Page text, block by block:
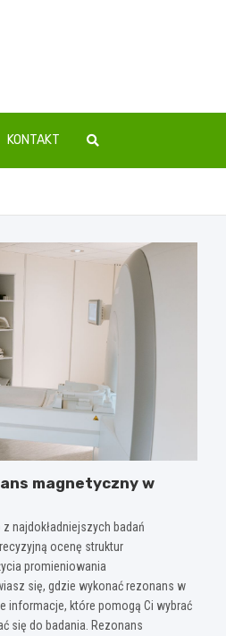
KONTAKT
magnetyczny w
najdokładniejszych badań
ocenę struktur
promieniowania
się, gdzie wykonać rezonans w
informacje, które pomogą Ci wybrać
się do badania. Rezonans